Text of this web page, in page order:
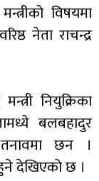
विषयमा
नेता राचन्द्र
नियुक्रिका
बलबहादुर
छन ।
देखिएको छ ।